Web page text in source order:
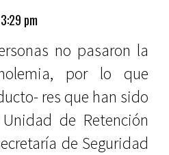
pm
no pasaron la
por lo que
res que han sido
de Retención
de Seguridad